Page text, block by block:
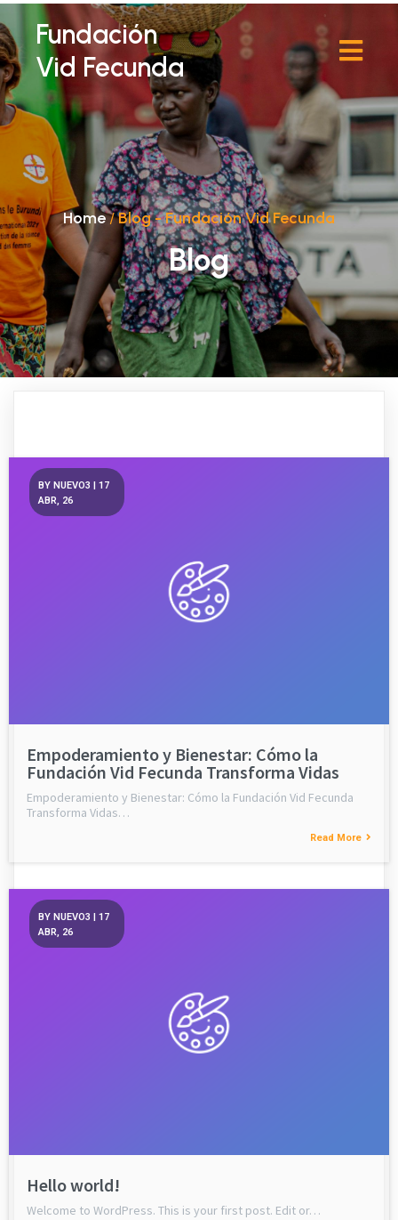
Fundación
Vid Fecunda
Home/Blog - Fundación Vid Fecunda
Blog
Empoderamiento y Bienestar: Cómo la
Fundación Vid Fecunda Transforma Vidas
BY NUEVO3 | 17
ABR, 26
Empoderamiento y Bienestar: Cómo la Fundación Vid Fecunda
Transforma Vidas…
Read More
Hello world!
BY NUEVO3 | 17
ABR, 26
Welcome to WordPress. This is your first post. Edit or…